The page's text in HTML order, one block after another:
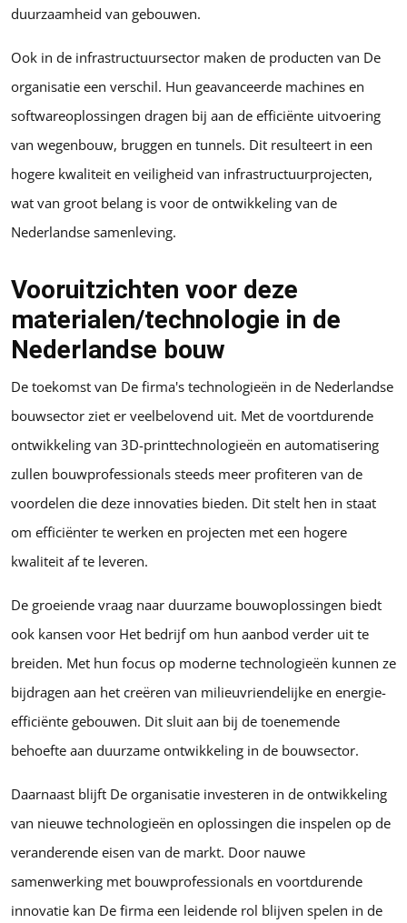
duurzaamheid van gebouwen.
Ook in de infrastructuursector maken de producten van De
organisatie een verschil. Hun geavanceerde machines en
softwareoplossingen dragen bij aan de efficiënte uitvoering
van wegenbouw, bruggen en tunnels. Dit resulteert in een
hogere kwaliteit en veiligheid van infrastructuurprojecten,
wat van groot belang is voor de ontwikkeling van de
Nederlandse samenleving.
Vooruitzichten voor deze
materialen/technologie in de
Nederlandse bouw
De toekomst van De firma's technologieën in de Nederlandse
bouwsector ziet er veelbelovend uit. Met de voortdurende
ontwikkeling van 3D-printtechnologieën en automatisering
zullen bouwprofessionals steeds meer profiteren van de
voordelen die deze innovaties bieden. Dit stelt hen in staat
om efficiënter te werken en projecten met een hogere
kwaliteit af te leveren.
De groeiende vraag naar duurzame bouwoplossingen biedt
ook kansen voor Het bedrijf om hun aanbod verder uit te
breiden. Met hun focus op moderne technologieën kunnen ze
bijdragen aan het creëren van milieuvriendelijke en energie-
efficiënte gebouwen. Dit sluit aan bij de toenemende
behoefte aan duurzame ontwikkeling in de bouwsector.
Daarnaast blijft De organisatie investeren in de ontwikkeling
van nieuwe technologieën en oplossingen die inspelen op de
veranderende eisen van de markt. Door nauwe
samenwerking met bouwprofessionals en voortdurende
innovatie kan De firma een leidende rol blijven spelen in de